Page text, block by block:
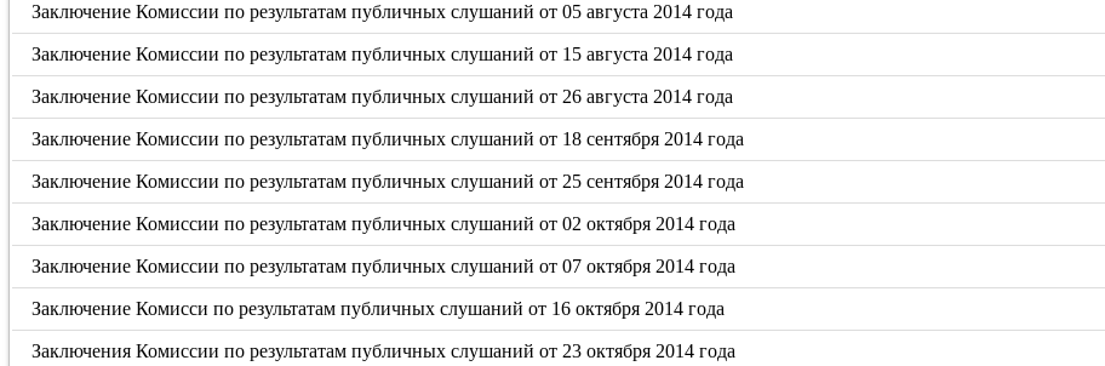
Заключение Комиссии по результатам публичных слушаний от 05 августа 2014 года
Заключение Комиссии по результатам публичных слушаний от 15 августа 2014 года
Заключение Комиссии по результатам публичных слушаний от 26 августа 2014 года
Заключение Комиссии по результатам публичных слушаний от 18 сентября 2014 года
Заключение Комиссии по результатам публичных слушаний от 25 сентября 2014 года
Заключение Комиссии по результатам публичных слушаний от 02 октября 2014 года
Заключение Комиссии по результатам публичных слушаний от 07 октября 2014 года
Заключение Комисси по результатам публичных слушаний от 16 октября 2014 года
Заключения Комиссии по результатам публичных слушаний от 23 октября 2014 года